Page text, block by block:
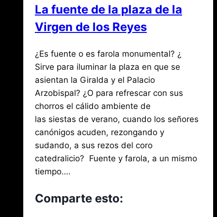
La fuente de la plaza de la
Virgen de los Reyes
PorJose
María
de
Mena
agosto
3,
2021agosto
3,
2026
¿Es fuente o es farola monumental? ¿
Sirve para iluminar la plaza en que se
asientan la Giralda y el Palacio
Arzobispal? ¿O para refrescar con sus
chorros el cálido ambiente de
las siestas de verano, cuando los señores
canónigos acuden, rezongando y
sudando, a sus rezos del coro
catedralicio? Fuente y farola, a un mismo
tiempo….
Comparte esto: